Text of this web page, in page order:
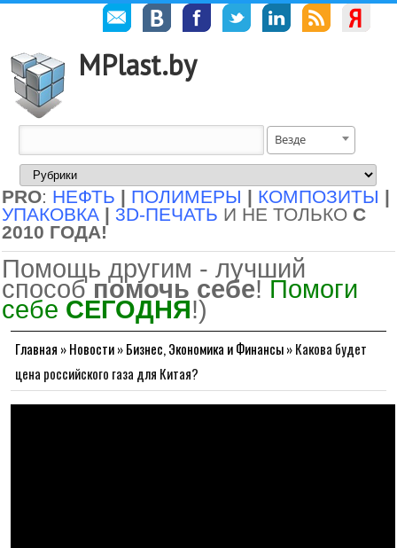
MPlast.by
Везде
PRO: НЕФТЬ | ПОЛИМЕРЫ | КОМПОЗИТЫ |
УПАКОВКА | 3D-ПЕЧАТЬ И НЕ ТОЛЬКО С
2010 ГОДА!
Помощь другим - лучший
способ помочь себе! Помоги
себе СЕГОДНЯ!)
Главная »Новости»Бизнес, Экономика и Финансы»Какова будет
цена российского газа для Китая?